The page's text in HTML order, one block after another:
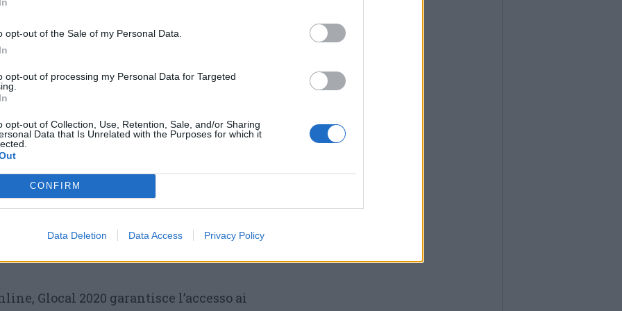
opt-out of the Sale of my Personal Data.
opt-out of processing my Personal Data for Targeted
opt-out of Collection, Use, Retention, Sale, and/or Sharing
Data that Is Unrelated with the Purposes for which it
CONFIRM
Data Deletion Data Access Privacy Policy
i due panel sono in realtà le due facce
devono gestire i rapporti con le
un lato competono per la pubblicità, ma
traffico che rende appetibili le testate per
– osserva Giovannelli, ideatore di
una sorta di abbonamento
una soluzione per garantire la
dei giornali, un’industria il cui stato di
qualità della democrazia di un Paese».
possono essere seguiti in diretta
Facebook di Glocal e sul canale
Youtube di
Glocal 2020 garantisce l’accesso ai